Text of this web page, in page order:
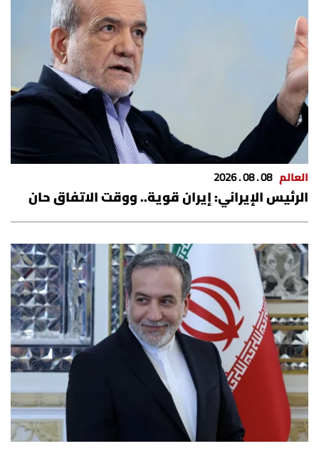
العالم 08 . 08 . 2026
الرئيس الإيراني: إيران قوية.. ووقت الاتفاق حان